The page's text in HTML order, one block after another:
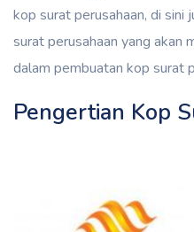
kop surat perusahaan, di sini
surat perusahaan yang akan
dalam pembuatan kop surat
Pengertian Kop